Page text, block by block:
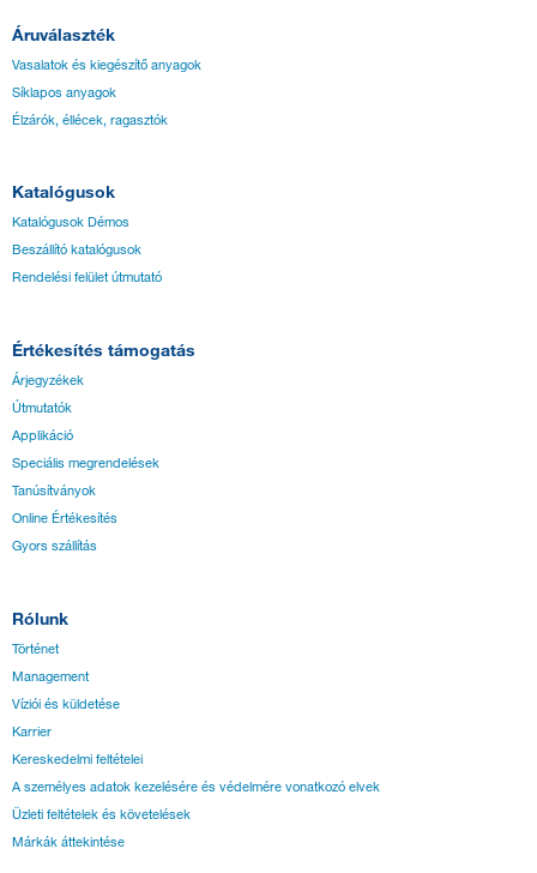
Áruválaszték
Vasalatok és kiegészítő anyagok
Síklapos anyagok
Élzárók, éllécek, ragasztók
Katalógusok
Katalógusok Démos
Beszállító katalógusok
Rendelési felület útmutató
Értékesítés támogatás
Árjegyzékek
Útmutatók
Applikáció
Speciális megrendelések
Tanúsítványok
Online Értékesítés
Gyors szállítás
Rólunk
Történet
Management
Víziói és küldetése
Karrier
Kereskedelmi feltételei
A személyes adatok kezelésére és védelmére vonatkozó elvek
Üzleti feltételek és követelések
Márkák áttekintése